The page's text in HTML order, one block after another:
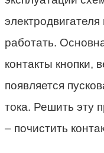
работать.
контакты кнопки,
появляется
тока. Решить эту
– почистить